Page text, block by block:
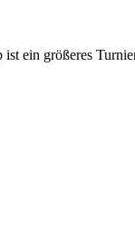
ein größeres